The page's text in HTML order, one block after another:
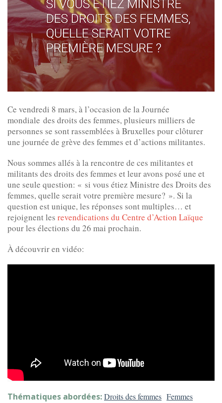
Ce vendredi 8 mars, à l’occasion de la Journée
mondiale des droits des femmes, plusieurs milliers de
personnes se sont rassemblées à Bruxelles pour clôturer
une journée de grève des femmes et d’actions militantes.
Nous sommes allés à la rencontre de ces militantes et
militants des droits des femmes et leur avons posé une et
une seule question: « si vous étiez Ministre des Droits des
femmes, quelle serait votre première mesure? ». Si la
question est unique, les réponses sont multiples… et
rejoignent les revendications du Centre d’Action Laïque
pour les élections du 26 mai prochain.
À découvrir en vidéo:
Thématiques abordées:Droits des femmes Femmes